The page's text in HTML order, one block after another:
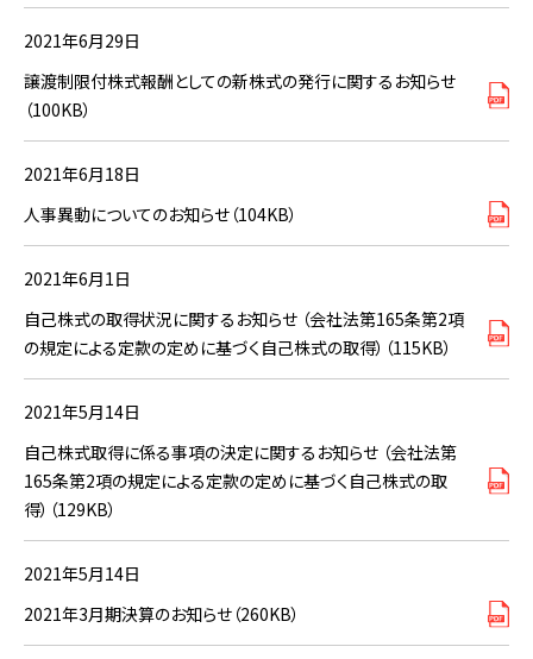
2021年6月29日
譲渡制限付株式報酬としての新株式の発行に関するお知らせ
（100KB）
2021年6月18日
人事異動についてのお知らせ（104KB）
2021年6月1日
自己株式の取得状況に関するお知らせ （会社法第165条第2項
の規定による定款の定めに基づく自己株式の取得）（115KB）
2021年5月14日
自己株式取得に係る事項の決定に関するお知らせ （会社法第
165条第2項の規定による定款の定めに基づく自己株式の取
得）（129KB）
2021年5月14日
2021年3月期決算のお知らせ（260KB）